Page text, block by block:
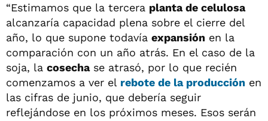
“Estimamos que la tercera planta de celulosa
alcanzaría capacidad plena sobre el cierre del
año, lo que supone todavía expansión en la
comparación con un año atrás. En el caso de la
soja, la cosechase atrasó, por lo que recién
comenzamos a ver el rebote de la producción en
las cifras de junio, que debería seguir
reflejándose en los próximos meses. Esos serán